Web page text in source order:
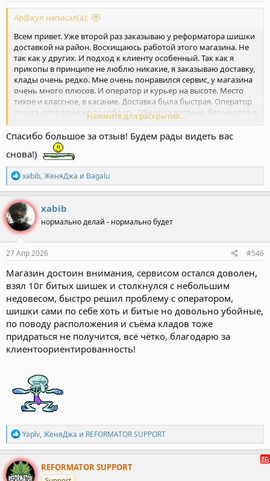
Ар@кул написал(а):
Всем привет. Уже второй раз заказываю у реформатора шишки
доставкой на район. Восхищаюсь работой этого магазина. Не
так как у других. И подход к клиенту особенный. Так как я
прикопы в принципе не люблю никакие, я заказываю доставку,
клады очень редко. Мне очень понравился сервис, у магазина
очень много плюсов. И оператор и курьер на высоте. Место
тихое и классное, в касание. Доставка была быстрая. Оператор
душка, слов тоже не подобрать. Шишки классные, без мусора и
семечек. Битая так же классно прет, что меня очень удивило.
Биток такой качественный я не пробовала нигде. Спасибо за
настроение ребята.
Нажмите для раскрытия...
Спасибо большое за отзыв! Будем рады видеть вас
снова!)
Р
е
а
к
ц
и
и
:
xabib,ЖеняДжа и Bagalu
xabib
нормально делай - нормально будет
27 Апр 2026 #546
Магазин достоин внимания, сервисом остался доволен,
взял 10г битых шишек и столкнулся с небольшим
недовесом, быстро решил проблему с оператором,
шишки сами по себе хоть и битые но довольно убойные,
по поводу расположения и съёма кладов тоже
придраться не получится, всё чётко, благодарю за
клиентоориентированность!
Р
е
а
к
ц
Yaplv,ЖеняДжа и REFORMATOR SUPPORT
REFORMATOR SUPPORT